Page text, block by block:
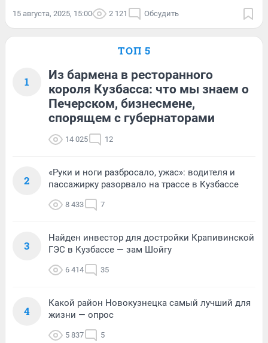
15 августа, 2025, 15:00 2 121 Обсудить
ТОП 5
1
Из бармена в ресторанного
короля Кузбасса: что мы знаем о
Печерском, бизнесмене,
спорящем с губернаторами
14 025 12
2
«Руки и ноги разбросало, ужас»: водителя и
пассажирку разорвало на трассе в Кузбассе
8 433 7
3
Найден инвестор для достройки Крапивинской
ГЭС в Кузбассе — зам Шойгу
6 414 35
4
Какой район Новокузнецка самый лучший для
жизни — опрос
5 837 5